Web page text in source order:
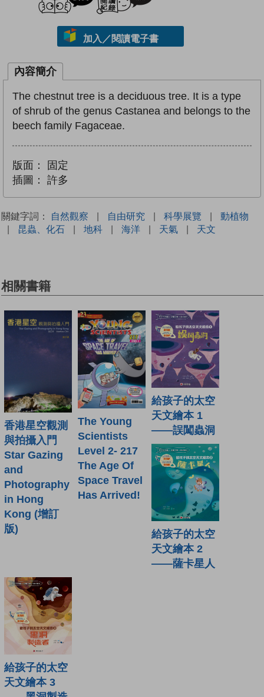
加入／閱讀電子書
內容簡介
The chestnut tree is a deciduous tree. It is a type
of shrub of the genus Castanea and belongs to the
beech family Fagaceae.
版面：
固定
插圖：
許多
關鍵字詞： 自然觀察 | 自由研究 | 科學展覽 |
動植物
|
昆蟲、化石 | 地科 | 海洋 | 天氣 | 天文
相關書籍
香港星空觀測
與拍攝入門
Star Gazing
and
Photography
in Hong
Kong (增訂
版)
The Young
Scientists
Level 2- 217
The Age Of
Space Travel
Has Arrived!
給孩子的太空
天文繪本 1
——誤闖蟲洞
給孩子的太空
天文繪本 2
——薩卡星人
給孩子的太空
天文繪本 3